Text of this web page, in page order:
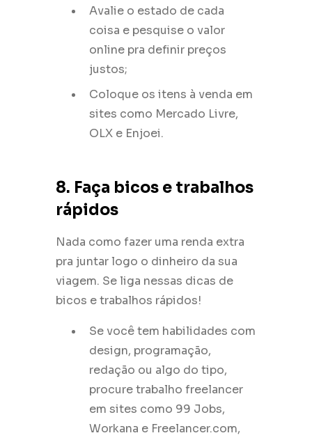
Avalie o estado de cada
coisa e pesquise o valor
online pra definir preços
justos;
Coloque os itens à venda em
sites como Mercado Livre,
OLX e Enjoei.
8. Faça bicos e trabalhos
rápidos
Nada como fazer uma renda extra
pra juntar logo o dinheiro da sua
viagem. Se liga nessas dicas de
bicos e trabalhos rápidos!
Se você tem habilidades com
design, programação,
redação ou algo do tipo,
procure trabalho freelancer
em sites como 99 Jobs,
Workana e Freelancer.com,